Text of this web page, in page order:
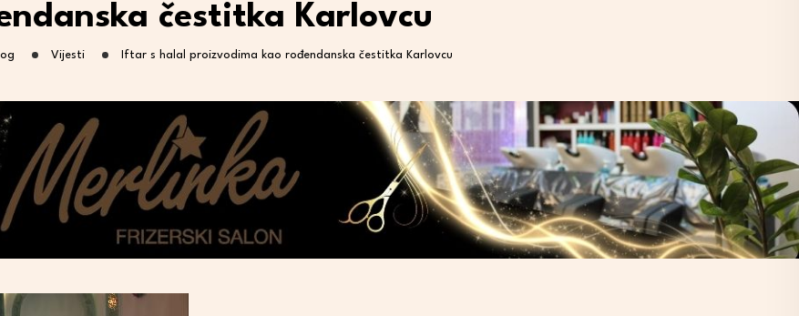
čestitka Karlovcu
Vijesti Iftar s halal proizvodima kao rođendanska čestitka Karlovcu